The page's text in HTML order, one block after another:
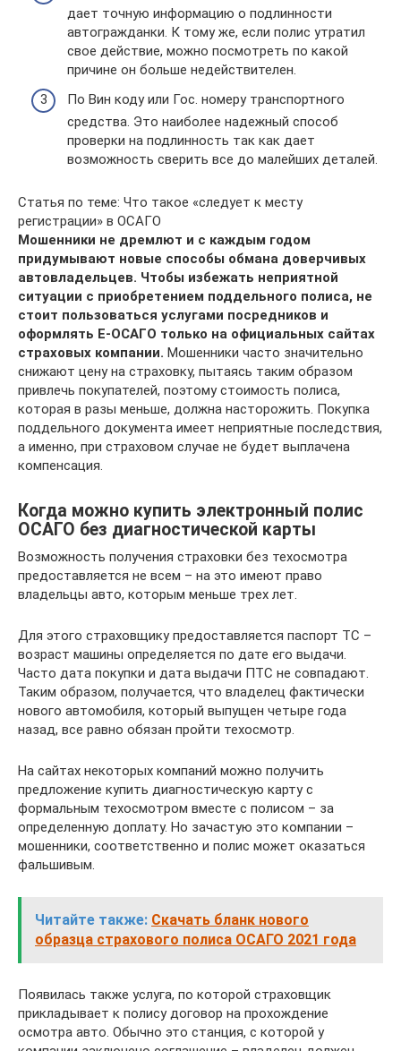
дает точную информацию о подлинности
автогражданки. К тому же, если полис утратил
свое действие, можно посмотреть по какой
причине он больше недействителен.
По Вин коду или Гос. номеру транспортного
средства. Это наиболее надежный способ
проверки на подлинность так как дает
возможность сверить все до малейших деталей.
Статья по теме: Что такое «следует к месту
регистрации» в ОСАГО
Мошенники не дремлют и с каждым годом
придумывают новые способы обмана доверчивых
автовладельцев. Чтобы избежать неприятной
ситуации с приобретением поддельного полиса, не
стоит пользоваться услугами посредников и
оформлять Е-ОСАГО только на официальных сайтах
страховых компании. Мошенники часто значительно
снижают цену на страховку, пытаясь таким образом
привлечь покупателей, поэтому стоимость полиса,
которая в разы меньше, должна насторожить. Покупка
поддельного документа имеет неприятные последствия,
а именно, при страховом случае не будет выплачена
компенсация.
Когда можно купить электронный полис
ОСАГО без диагностической карты
Возможность получения страховки без техосмотра
предоставляется не всем – на это имеют право
владельцы авто, которым меньше трех лет.
Для этого страховщику предоставляется паспорт ТС –
возраст машины определяется по дате его выдачи.
Часто дата покупки и дата выдачи ПТС не совпадают.
Таким образом, получается, что владелец фактически
нового автомобиля, который выпущен четыре года
назад, все равно обязан пройти техосмотр.
На сайтах некоторых компаний можно получить
предложение купить диагностическую карту с
формальным техосмотром вместе с полисом – за
определенную доплату. Но зачастую это компании –
мошенники, соответственно и полис может оказаться
фальшивым.
Читайте также: Скачать бланк нового
образца страхового полиса ОСАГО 2021 года
Появилась также услуга, по которой страховщик
прикладывает к полису договор на прохождение
осмотра авто. Обычно это станция, с которой у